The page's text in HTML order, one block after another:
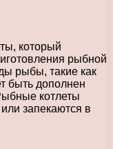
который
рыбной
рыбы, такие как
быть дополнен
котлеты
запекаются в